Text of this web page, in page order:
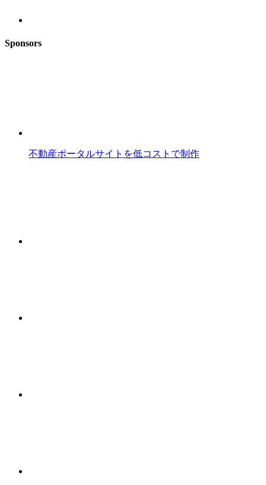
Sponsors
不動産ポータルサイトを低コストで制作